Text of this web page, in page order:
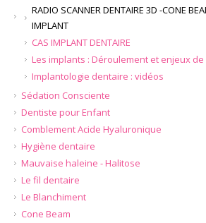
RADIO SCANNER DENTAIRE 3D -CONE
IMPLANT
CAS IMPLANT DENTAIRE
Les implants : Déroulement et enjeux
Implantologie dentaire : vidéos
Sédation Consciente
Dentiste pour Enfant
Comblement Acide Hyaluronique
Hygiène dentaire
Mauvaise haleine - Halitose
Le fil dentaire
Le Blanchiment
Cone Beam